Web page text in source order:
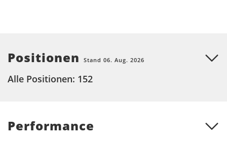
Positionen Stand 06. Aug. 2026
Alle Positionen: 152
Performance